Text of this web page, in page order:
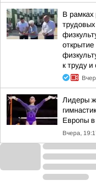
В рамках
открытие
к труду
Лидеры
Европы
Вчера,